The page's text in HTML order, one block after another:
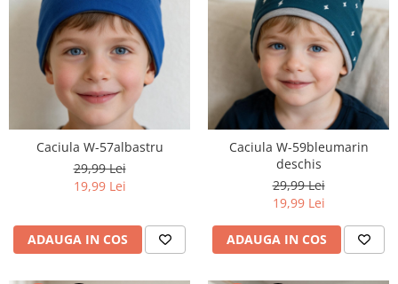
Caciula W-57albastru
29,99 Lei
19,99 Lei
ADAUGA IN COS
Caciula W-59bleumarin
deschis
29,99 Lei
19,99 Lei
ADAUGA IN COS